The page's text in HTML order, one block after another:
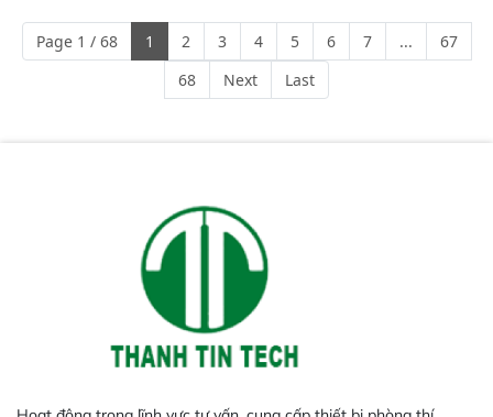
ngành công nghiệp khác nhau. 
Độ nhạy cao: Trang bị đầu dò
InGaAs độ nhạy cao, cung cấp
phản hồi phổ tuyến tính đầy đủ,
đảm bảo độ chính xác và khả
Page 1 / 68 1 2 3 4 5 6 7 ...
67
68
Next Last